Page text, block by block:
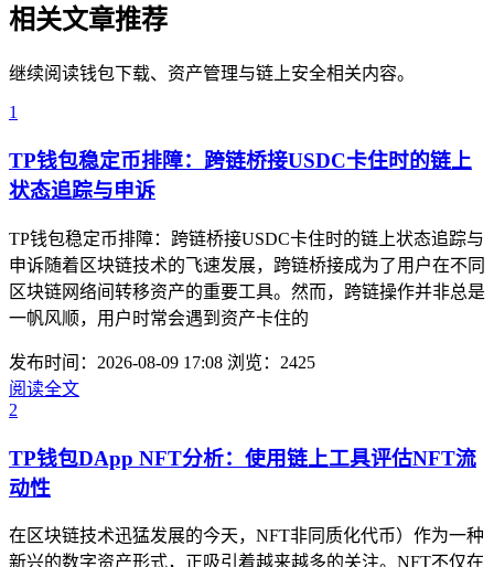
相关文章推荐
继续阅读钱包下载、资产管理与链上安全相关内容。
1
TP钱包稳定币排障：跨链桥接USDC卡住时的链上
状态追踪与申诉
TP钱包稳定币排障：跨链桥接USDC卡住时的链上状态追踪与
申诉随着区块链技术的飞速发展，跨链桥接成为了用户在不同
区块链网络间转移资产的重要工具。然而，跨链操作并非总是
一帆风顺，用户时常会遇到资产卡住的
发布时间：2026-08-09 17:08 浏览：2425
阅读全文
2
TP钱包DApp NFT分析：使用链上工具评估NFT流
动性
在区块链技术迅猛发展的今天，NFT非同质化代币）作为一种
新兴的数字资产形式，正吸引着越来越多的关注。NFT不仅在